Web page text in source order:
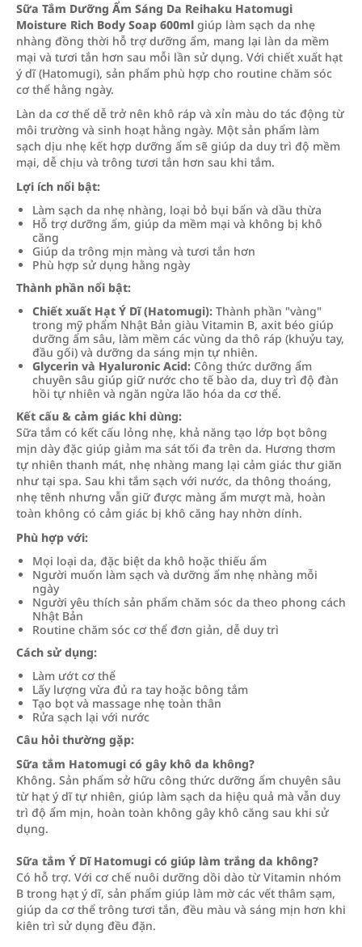
Sữa Tắm Dưỡng Ẩm Sáng Da Reihaku Hatomugi
Moisture Rich Body Soap 600ml giúp làm sạch da nhẹ
nhàng đồng thời hỗ trợ dưỡng ẩm, mang lại làn da mềm
mại và tươi tắn hơn sau mỗi lần sử dụng. Với chiết xuất hạt
ý dĩ (Hatomugi), sản phẩm phù hợp cho routine chăm sóc
cơ thể hằng ngày.
Làn da cơ thể dễ trở nên khô ráp và xỉn màu do tác động từ
môi trường và sinh hoạt hằng ngày. Một sản phẩm làm
sạch dịu nhẹ kết hợp dưỡng ẩm sẽ giúp da duy trì độ mềm
mại, dễ chịu và trông tươi tắn hơn sau khi tắm.
Lợi ích nổi bật:
Làm sạch da nhẹ nhàng, loại bỏ bụi bẩn và dầu thừa
Hỗ trợ dưỡng ẩm, giúp da mềm mại và không bị khô
căng
Giúp da trông mịn màng và tươi tắn hơn
Phù hợp sử dụng hằng ngày
Thành phần nổi bật:
Chiết xuất Hạt Ý Dĩ (Hatomugi): Thành phần "vàng"
trong mỹ phẩm Nhật Bản giàu Vitamin B, axit béo giúp
dưỡng ẩm sâu, làm mềm các vùng da thô ráp (khuỷu tay,
đầu gối) và dưỡng da sáng mịn tự nhiên.
Glycerin và Hyaluronic Acid: Công thức dưỡng ẩm
chuyên sâu giúp giữ nước cho tế bào da, duy trì độ đàn
hồi tự nhiên và ngăn ngừa lão hóa da cơ thể.
Kết cấu & cảm giác khi dùng:
Sữa tắm có kết cấu lỏng nhẹ, khả năng tạo lớp bọt bông
mịn dày đặc giúp giảm ma sát tối đa trên da. Hương thơm
tự nhiên thanh mát, nhẹ nhàng mang lại cảm giác thư giãn
như tại spa. Sau khi tắm sạch với nước, da thông thoáng,
nhẹ tênh nhưng vẫn giữ được màng ẩm mượt mà, hoàn
toàn không có cảm giác bị khô căng hay nhờn dính.
Phù hợp với:
Mọi loại da, đặc biệt da khô hoặc thiếu ẩm
Người muốn làm sạch và dưỡng ẩm nhẹ nhàng mỗi
ngày
Người yêu thích sản phẩm chăm sóc da theo phong cách
Nhật Bản
Routine chăm sóc cơ thể đơn giản, dễ duy trì
Cách sử dụng:
Làm ướt cơ thể
Lấy lượng vừa đủ ra tay hoặc bông tắm
Tạo bọt và massage nhẹ toàn thân
Rửa sạch lại với nước
Câu hỏi thường gặp:
Sữa tắm Hatomugi có gây khô da không?
Không. Sản phẩm sở hữu công thức dưỡng ẩm chuyên sâu
từ hạt ý dĩ tự nhiên, giúp làm sạch da hiệu quả mà vẫn duy
trì độ ẩm mịn, hoàn toàn không gây khô căng sau khi sử
dụng.
Sữa tắm Ý Dĩ Hatomugi có giúp làm trắng da không?
Có hỗ trợ. Với cơ chế nuôi dưỡng dồi dào từ Vitamin nhóm
B trong hạt ý dĩ, sản phẩm giúp làm mờ các vết thâm sạm,
giúp da cơ thể trông tươi tắn, đều màu và sáng mịn hơn khi
kiên trì sử dụng đều đặn.